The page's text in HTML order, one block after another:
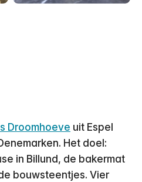
Droomhoeve uit Espel
Het doel:
in Billund, de bakermat
bouwsteentjes. Vier